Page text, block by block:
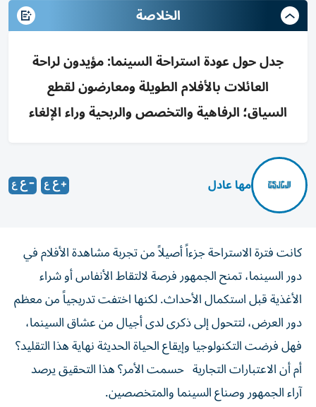
الخلاصة
جدل حول عودة استراحة السينما: مؤيدون لراحة
العائلات بالأفلام الطويلة ومعارضون لقطع
السياق؛ الرفاهية والتخصص والربحية وراء الإلغاء
مها عادل
كانت فترة الاستراحة جزءاً أصيلاً من تجربة مشاهدة الأفلام في
دور السينما، تمنح الجمهور فرصة لالتقاط الأنفاس أو شراء
الأغذية قبل استكمال الأحداث. لكنها اختفت تدريجياً من معظم
دور العرض، لتتحول إلى ذكرى لدى أجيال من عشاق السينما،
فهل فرضت التكنولوجيا وإيقاع الحياة الحديثة نهاية هذا التقليد؟
أم أن الاعتبارات التجارية حسمت الأمر؟ هذا التحقيق يرصد
آراء الجمهور وصناع السينما والمتخصصين.